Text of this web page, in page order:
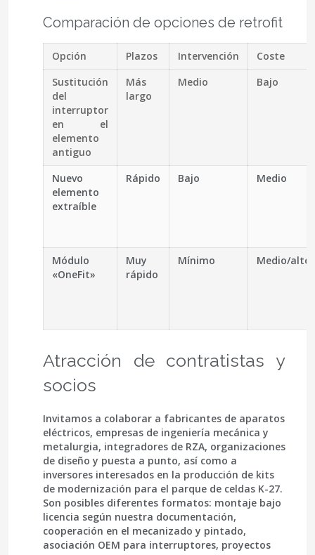
Comparación de opciones de retrofit
Opción Plazos Intervención
Coste
Sustitución
del
interruptor
en el
elemento
antiguo
Más
largo
Medio Bajo
Nuevo
elemento
extraíble
Rápido Bajo Medio
Módulo
«OneFit»
Muy
rápido
Mínimo Medio/alto
Atracción de contratistas y
socios
Invitamos a colaborar a fabricantes de aparatos
eléctricos, empresas de ingeniería mecánica y
metalurgia, integradores de RZA, organizaciones
de diseño y puesta a punto, así como a
inversoresinteresados en la producción de kits
de modernización para el parque de celdas K-27.
Son posibles diferentes formatos: montaje bajo
licencia según nuestra documentación,
cooperación en el mecanizado y pintado,
asociación OEM para interruptores, proyectos